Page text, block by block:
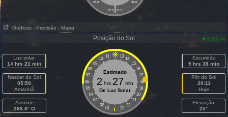
28.0 31.0
|
27.5 31.5
Gráficos - Previsão - Mapa
Posição do Sol 5:43 pm
Luz solar
14 hrs 21 min
Nascer do Sol
05:50
Amanhã
Azimute
268.8° O
11 13
10
14
09
15
08
16
07
17
06
18
05
19
04
20
03
21
02
22
01 23
Estimado
2 hrs 27 min
De Luz Solar
Escuridão
9 hrs 38 min
Pôr do Sol
20:11
Hoje
Elevação
25°